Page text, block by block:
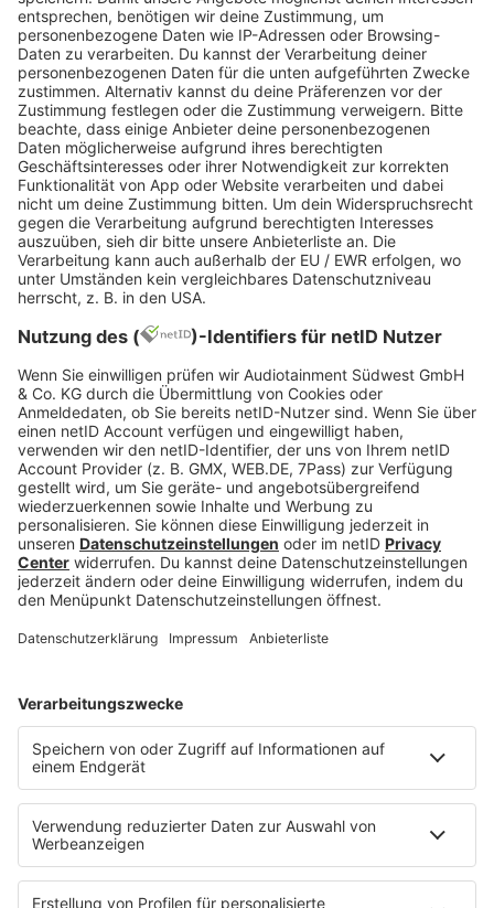
❤️Unsere Philosophie
Bei Schulth wird mitHerz, Freude und viel
Präzisiongearbeitet. Jeder noch so kleine
Arbeitsschritt ist Teil des Anspruchs, dem Original
so nahe wie möglich zu kommen. Diese Haltung
prägt den gesamten Betrieb und steht für einen
hohen Qualitätsanspruch in der Arbeit an
Fahrzeugen.
Im Team arbeiten ausschließlich qualifizierte
Fachkräfte, deren wichtigste Stärke die
Leidenschaft für klassische Automobile ist. Weil
diese Philosophie an keiner Schule gelehrt wird,
setzt Schulth bewusst darauf, Wissen, Verständnis
und handwerkliches Können im eigenen Betrieb
weiterzugeben. Offenheit gehört dabei genauso
zur Philosophie wie Qualität: Wer sein Fahrzeug
anvertraut, soll sehen können, mit wie viel Sorgfalt
und Können hier gearbeitet wird.
Klingt nach einem tollen Arbeitgeber für dich, aber
du suchst nach einer anderen Selle? Dann bewirb
dich beiSchulthzum Lackierer (m/w/d)oder zum
Kfz-Mechatroniker (m/w/d)